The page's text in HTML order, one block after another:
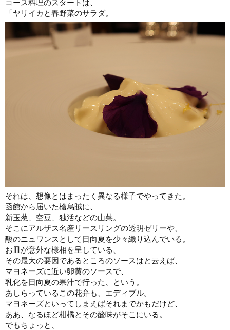
「ヤリイカと春野菜のサラダ。
それは、想像とはまったく異なる様子でやってきた。
函館から届いた槍烏賊に、
新玉葱、空豆、独活などの山菜。
そこにアルザス名産リースリングの透明ゼリーや、
酸のニュワンスとして日向夏を少々織り込んでいる。
お皿が意外な様相を呈している、
その最大の要因であるところのソースはと云えば、
マヨネーズに近い卵黄のソースで、
乳化を日向夏の果汁で行った、という。
あしらっているこの花弁も、エディブル。
マヨネーズといってしまえばそれまでかもだけど、
ああ、なるほど柑橘とその酸味がそこにいる。
でもちょっと、